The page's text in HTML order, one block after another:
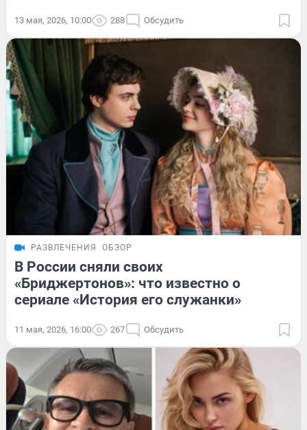
13 мая, 2026, 10:00 288 Обсудить
РАЗВЛЕЧЕНИЯ ОБЗОР
В России сняли своих
«Бриджертонов»: что известно о
сериале «История его служанки»
11 мая, 2026, 16:00 267 Обсудить